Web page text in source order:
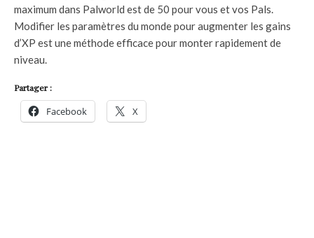
maximum dans Palworld est de 50 pour vous et vos Pals.
Modifier les paramètres du monde pour augmenter les gains
d’XP est une méthode efficace pour monter rapidement de
niveau.
Partager :
Facebook X